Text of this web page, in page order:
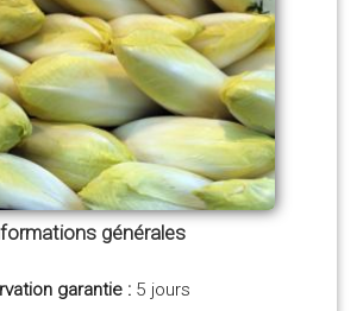
générales
garantie : 5 jours